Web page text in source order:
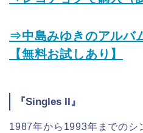
⇒中島みゆきのアルバ
【無料お試しあり】
『Singles II』
1987年から1993年までのシ